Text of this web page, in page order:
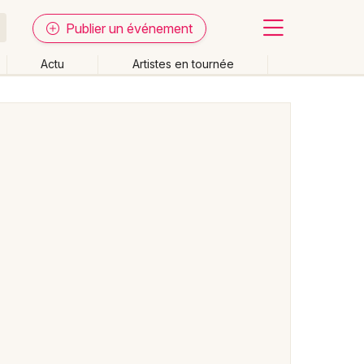
Publier un événement
Actu Artistes en tournée